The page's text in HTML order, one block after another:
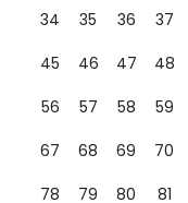
34
35 36 37
45
46 47 48
56
57 58 59
67
68 69 70
78
79 80 81